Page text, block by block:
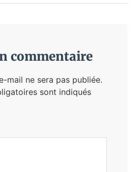
commentaire
mail ne sera pas publiée.
sont indiqués